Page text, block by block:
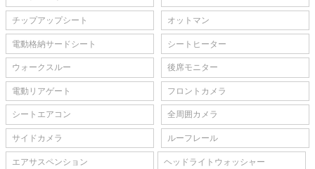
チップアップシート オットマン
電動格納サードシート シートヒーター
ウォークスルー 後席モニター
電動リアゲート フロントカメラ
シートエアコン 全周囲カメラ
サイドカメラ ルーフレール
エアサスペンション ヘッドライトウォッシャー